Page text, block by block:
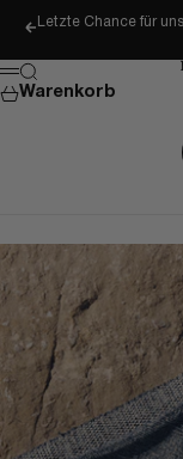
Zurück
Letzte Chance für
Menü
Suche
Warenkorb